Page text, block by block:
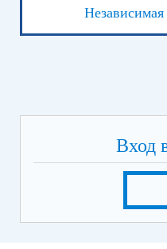
Независимая
Вход